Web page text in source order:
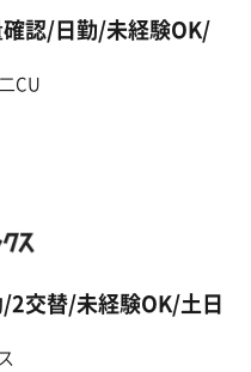
認/日勤/未経験OK/
CU
2交替/未経験OK/土日